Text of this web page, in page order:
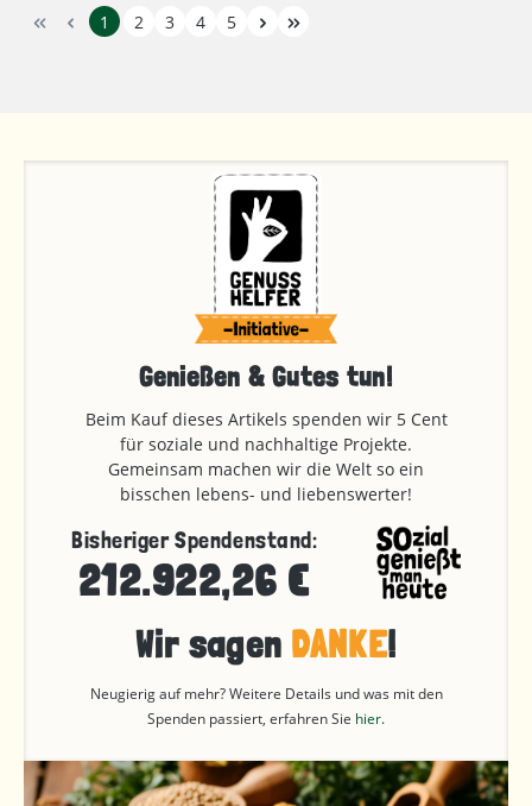
1 2 3 4 5
Genießen & Gutes tun!
Beim Kauf dieses Artikels spenden wir 5 Cent
für soziale und nachhaltige Projekte.
Gemeinsam machen wir die Welt so ein
bisschen lebens- und liebenswerter!
Bisheriger Spendenstand:
212.922,26 €
Wir sagen DANKE!
Neugierig auf mehr? Weitere Details und was mit den
Spenden passiert, erfahren Sie hier.